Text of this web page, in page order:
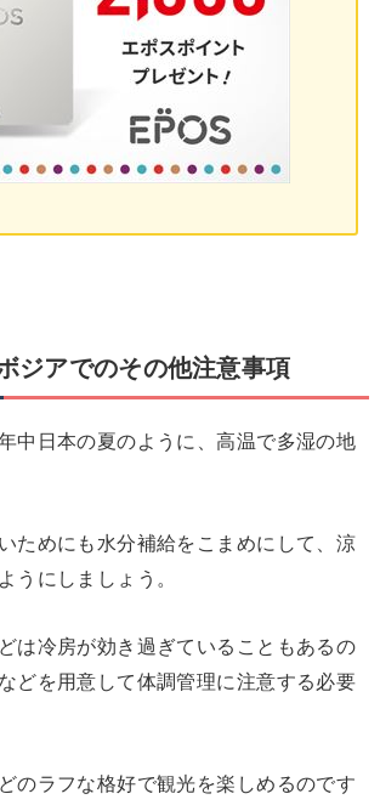
ジアでのその他注意事項
中日本の夏のように、高温で多湿の地
ためにも水分補給をこまめにして、涼
うにしましょう。
は冷房が効き過ぎていることもあるの
どを用意して体調管理に注意する必要
のラフな格好で観光を楽しめるのです